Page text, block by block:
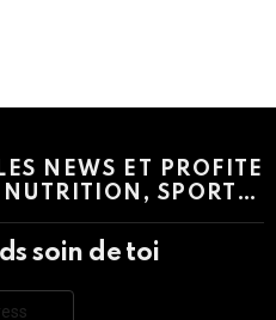
NEWS ET PROFITE
NUTRITION, SPORT…
soin de toi